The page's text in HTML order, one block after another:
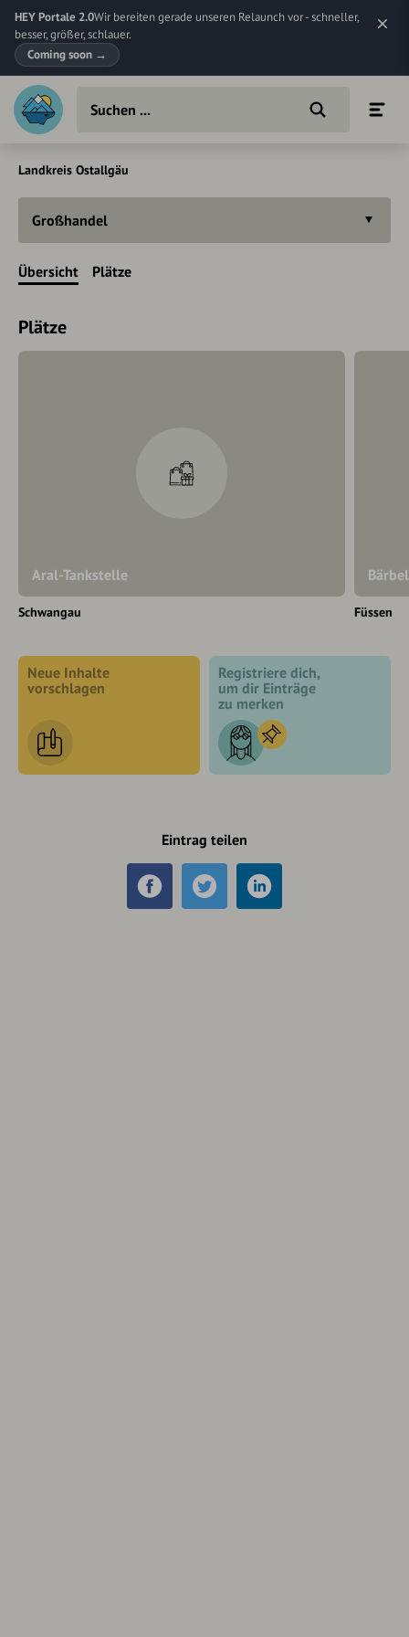
HEY Portale 2.0Wir bereiten gerade unseren Relaunch vor - schneller,
besser, größer, schlauer.
Coming soon →
Landkreis Ostallgäu
Großhandel
Übersicht Plätze
Plätze
Aral-Tankstelle
Schwangau Füssen
Neue Inhalte
vorschlagen
Registriere dich,
um dir Einträge
zu merken
Eintrag teilen